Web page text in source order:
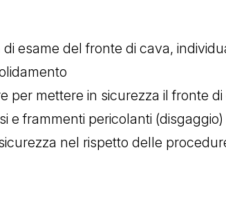
di esame del fronte di cava,
per mettere in sicurezza il fronte
e frammenti pericolanti
nel rispetto delle